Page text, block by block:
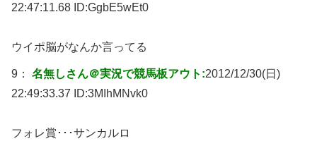
22:47:11.68 ID:GgbE5wEt0
ウイポ脳がなんか言ってる
9： 名無しさん＠実況で競馬板アウト:2012/12/30(日)
22:49:33.37 ID:3MIhMNvk0
フォレ賞･･･サンカルロ